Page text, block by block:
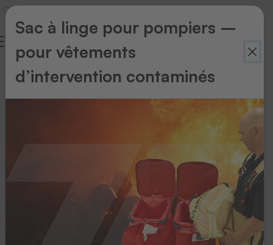
Retour
Sac à linge pour pompiers –
pour vêtements
d’intervention contaminés